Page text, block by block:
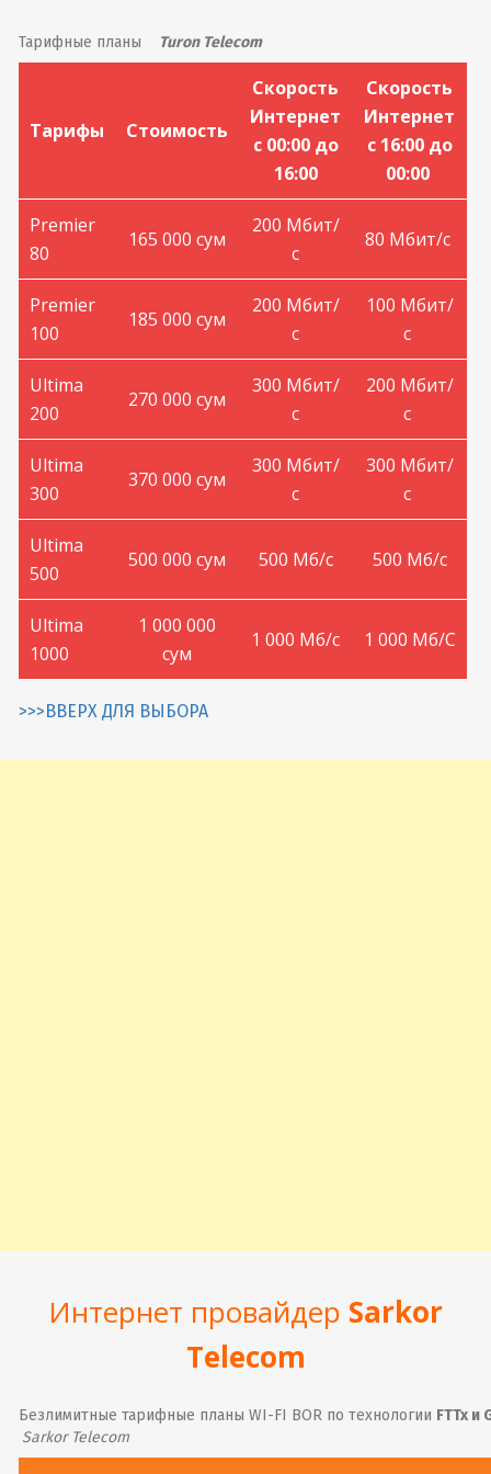
Тарифные планы Turon Telecom
Тарифы Стоимость
Скорость
Интернет
с 00:00 до
16:00
Скорость
Интернет
с 16:00 до
00:00
Premier
80
165 000 сум
200 Мбит/
с
80 Мбит/с
Premier
100
185 000 сум
200 Мбит/
с
100 Мбит/
с
Ultima
200
270 000 сум
300 Мбит/
с
200 Мбит/
с
Ultima
300
370 000 сум
300 Мбит/
с
300 Мбит/
с
Ultima
500
500 000 сум 500 Мб/с 500 Мб/с
Ultima
1000
1 000 000
сум
1 000 Мб/с 1 000 Мб/С
>>>ВВЕРХ ДЛЯ ВЫБОРА
Интернет провайдер Sarkor
Telecom
Безлимитные тарифные планы WI-FI BOR по технологии FTTx и
Sarkor Telecom